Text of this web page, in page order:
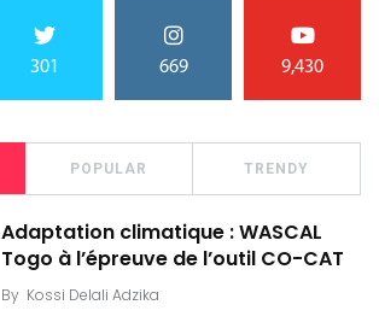
301 669 9,430
POPULAR TRENDY
Adaptation climatique : WASCAL
Togo à l’épreuve de l’outil CO-CAT
By Kossi Delali Adzika